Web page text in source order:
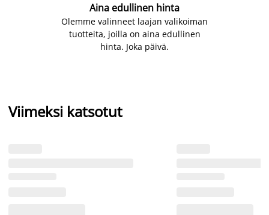
Aina edullinen hinta
Olemme valinneet laajan valikoiman
tuotteita, joilla on aina edullinen
hinta. Joka päivä.
Viimeksi katsotut